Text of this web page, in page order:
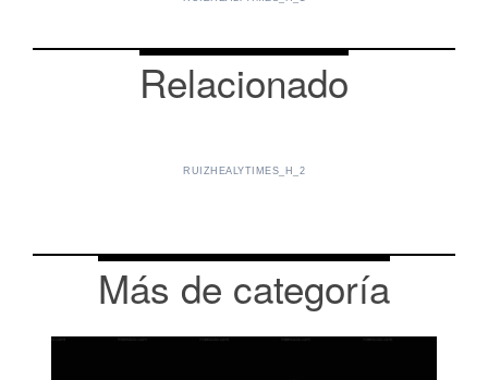
Relacionado
RUIZHEALYTIMES_H_2
Más de categoría